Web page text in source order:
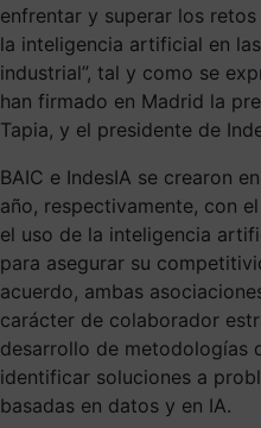
enfrentar y superar los
la inteligencia artificial en
industrial”, tal y como se
han firmado en Madrid la
Tapia, y el presidente de
BAIC e IndesIA se crearon
año, respectivamente, con
el uso de la inteligencia
para asegurar su
acuerdo, ambas
carácter de colaborador
desarrollo de metodologías
identificar soluciones a
basadas en datos y en IA.